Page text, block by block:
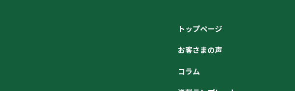
トップページ
お客さまの声
コラム